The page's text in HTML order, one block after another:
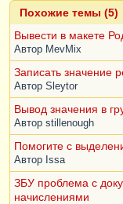
Похожие темы (5)
Вывести в макете
Автор MevMix
Записать значение
Автор Sleytor
Вывод значения в
Автор stillenough
Помогите с
Автор Issa
ЗБУ проблема с
начислениями